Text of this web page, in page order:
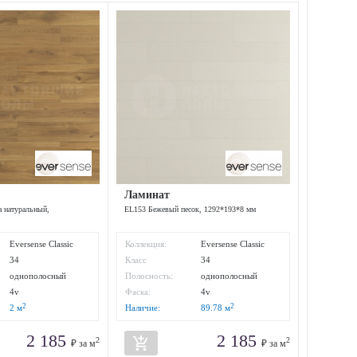
Eversense Classic
AQUA+
34
однополосный
4v
2м2
2 185 ₽ за м2
Ламинат
EL153 Бежевый песок, 1292*193*8 мм
Коллекция:
Eversense Classic
AQUA+
Класс
износостойкости:
34
Полосность:
однополосный
Фаска:
4v
Наличие:
89.78 м2
add_shopping_cart 2 185 ₽ за м2